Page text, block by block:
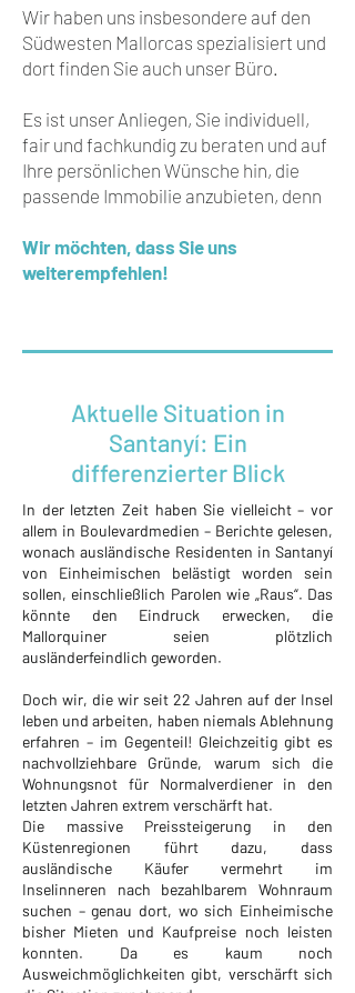
Wir haben uns insbesondere auf den
Südwesten Mallorcas spezialisiert und
dort finden Sie auch unser Büro.
Es ist unser Anliegen, Sie individuell,
fair und fachkundig zu beraten und auf
Ihre persönlichen Wünsche hin, die
passende Immobilie anzubieten, denn
Wir möchten, dass Sie uns
weiterempfehlen!
Aktuelle Situation in
Santanyí: Ein
differenzierter Blick
In der letzten Zeit haben Sie vielleicht – vor
allem in Boulevardmedien – Berichte gelesen,
wonach ausländische Residenten in Santanyí
von Einheimischen belästigt worden sein
sollen, einschließlich Parolen wie „Raus“. Das
könnte den Eindruck erwecken, die
Mallorquiner seien plötzlich
ausländerfeindlich geworden.
Doch wir, die wir seit 22 Jahren auf der Insel
leben und arbeiten, haben niemals Ablehnung
erfahren – im Gegenteil! Gleichzeitig gibt es
nachvollziehbare Gründe, warum sich die
Wohnungsnot für Normalverdiener in den
letzten Jahren extrem verschärft hat.
Die massive Preissteigerung in den
Küstenregionen führt dazu, dass
ausländische Käufer vermehrt im
Inselinneren nach bezahlbarem Wohnraum
suchen – genau dort, wo sich Einheimische
bisher Mieten und Kaufpreise noch leisten
konnten. Da es kaum noch
Ausweichmöglichkeiten gibt, verschärft sich